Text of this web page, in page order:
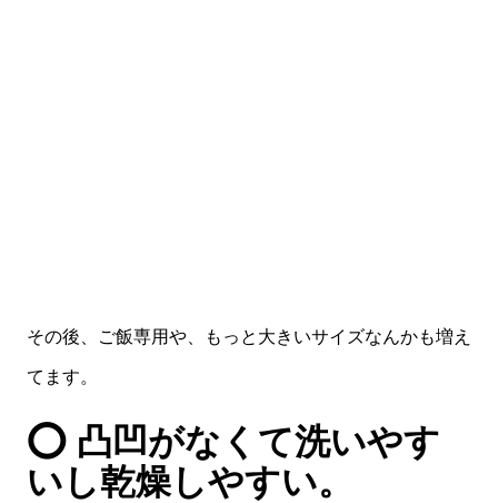
その後、ご飯専用や、もっと大きいサイズなんかも増え
てます。
⭕️ 凸凹がなくて洗いやす
いし乾燥しやすい。